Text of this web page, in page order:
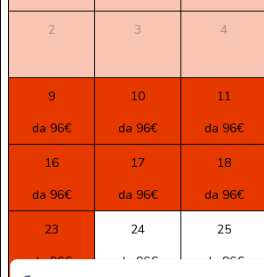
2 3 4
9 10 11
da 96€
da 96€ da 96€
16 17 18
da 96€
da 96€ da 96€
23 24 25
da 96€
da 96€ da 96€